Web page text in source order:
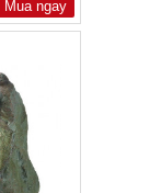
Mua ngay